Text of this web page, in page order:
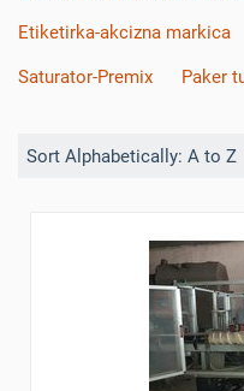
Etiketirka-akcizna markica
Saturator-Premix Paker
Sort Alphabetically: A to Z